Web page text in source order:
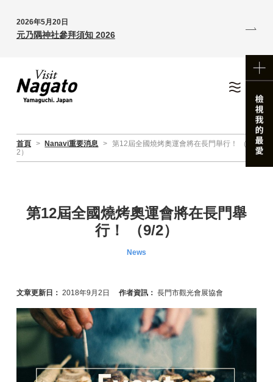
2026年5月20日
元乃隅神社參拜須知 2026
首頁 > Nanavi重要消息 > 第12屆全國燒烤奧運會將在長門舉行！ （9/
2）
第12屆全國燒烤奧運會將在長門舉
行！ （9/2）
News
文章更新日： 2018年9月2日 作者資訊： 長門市觀光會展協會